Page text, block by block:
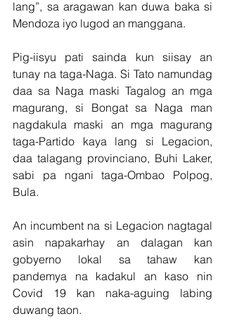
lang”, sa aragawan kan duwa baka si
Mendoza iyo lugod an manggana.
Pig-iisyu pati sainda kun siisay an
tunay na taga-Naga. Si Tato namundag
daa sa Naga maski Tagalog an mga
magurang, si Bongat sa Naga man
nagdakula maski an mga magurang
taga-Partido kaya lang si Legacion,
daa talagang provinciano, Buhi Laker,
sabi pa ngani taga-Ombao Polpog,
Bula.
An incumbent na si Legacion nagtagal
asin napakarhay an dalagan kan
gobyerno lokal sa tahaw kan
pandemya na kadakul an kaso nin
Covid 19 kan naka-aguing labing
duwang taon.